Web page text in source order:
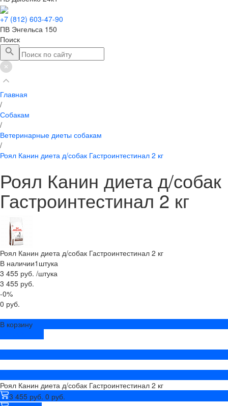
+7 (812) 603-47-90
ПВ Энгельса 150
Поиск
Главная
/
Собакам
/
Ветеринарные диеты собакам
/
Роял Канин диета д/собак Гастроинтестинал 2 кг
Роял Канин диета д/собак
Гастроинтестинал 2 кг
Роял Канин диета д/собак Гастроинтестинал 2 кг
В наличии1 штука
3 455 руб. /штука
3 455 руб.
-0%
0 руб.
В корзину
Роял Канин диета д/собак Гастроинтестинал 2 кг
3 455 руб. 0 руб.